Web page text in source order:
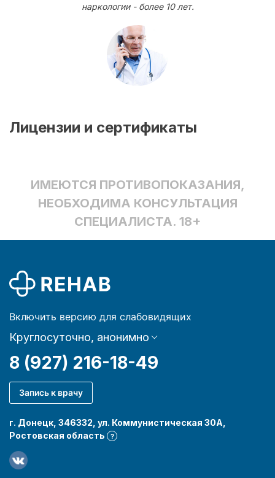
наркологии - более 10 лет.
Лицензии и сертификаты
ИМЕЮТСЯ ПРОТИВОПОКАЗАНИЯ,
НЕОБХОДИМА КОНСУЛЬТАЦИЯ
СПЕЦИАЛИСТА. 18+
Включить версию для слабовидящих
Круглосуточно, анонимно
8 (927) 216-18-49
Запись к врачу
г. Донецк, 346332, ул. Коммунистическая 30А,
Ростовская область
?